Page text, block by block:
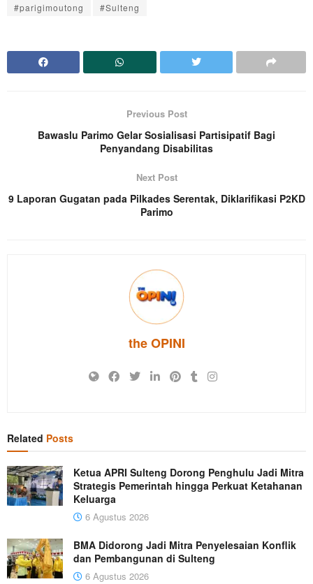
#parigimoutong
#Sulteng
Previous Post
Bawaslu Parimo Gelar Sosialisasi Partisipatif Bagi
Penyandang Disabilitas
Next Post
9 Laporan Gugatan pada Pilkades Serentak, Diklarifikasi P2KD
Parimo
the OPINI
Related Posts
Ketua APRI Sulteng Dorong Penghulu Jadi Mitra
Strategis Pemerintah hingga Perkuat Ketahanan
Keluarga
6 Agustus 2026
BMA Didorong Jadi Mitra Penyelesaian Konflik
dan Pembangunan di Sulteng
6 Agustus 2026